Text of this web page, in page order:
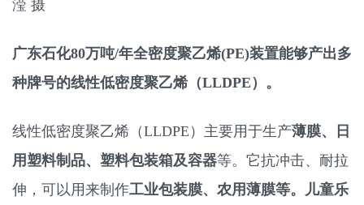
滢 摄
广东石化80万吨/年全密度聚乙烯(PE)装置能够产出多
种牌号的线性低密度聚乙烯（LLDPE）。
线性低密度聚乙烯（LLDPE）主要用于生产薄膜、日
用塑料制品、塑料包装箱及容器等。它抗冲击、耐拉
伸，可以用来制作工业包装膜、农用薄膜等。儿童乐